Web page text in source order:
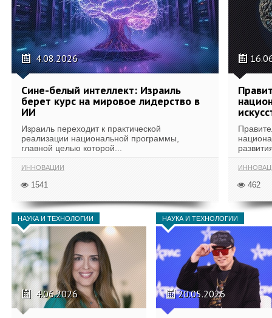
4.08.2026
Сине-белый интеллект: Израиль
берет курс на мировое лидерство в
ИИ
Израиль переходит к практической
реализации национальной программы,
главной целью которой...
ИННОВАЦИИ
1541 462
НАУКА И ТЕХНОЛОГИИ
4.06.2026
НАУКА И ТЕХНОЛОГИИ
20.05.2026